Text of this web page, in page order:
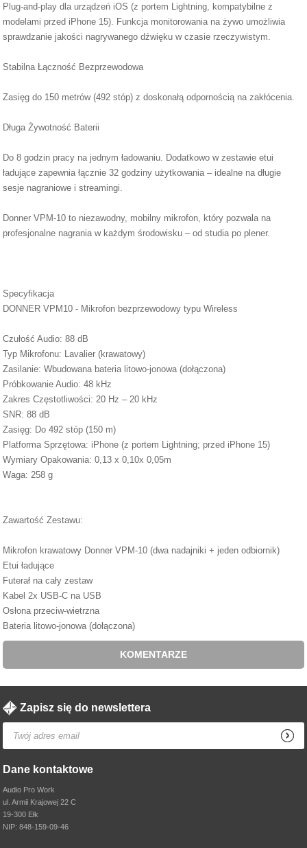
Plug-and-play dla urządzeń iOS (z portem Lightning, kompatybilne z
modelami przed iPhone 15). Funkcja monitorowania na żywo umożliwia
sprawdzanie jakości nagrywanego dźwięku w czasie rzeczywistym.
Stabilna Łączność Bezprzewodowa
Zasięg do 150 metrów (492 stóp) z doskonałą odpornością na zakłócenia.
Długa Żywotność Baterii
Do 8 godzin pracy na jednym ładowaniu. Dodatkowo w zestawie etui
ładujące zapewnia łącznie 32 godziny użytkowania – idealne na długie
sesje nagraniowe i streamingi.
Donner VPM-10 to niezawodny, mobilny mikrofon, który pozwala na
profesjonalne nagrania w każdym środowisku – od studia po plener.
Specyfikacja
DONNER VPM10 - Mikrofon bezprzewodowy typu Wireless
Czułość Audio: 88 dB
Typ Mikrofonu: Lavalier (krawatowy)
Zasilanie: Wbudowana bateria litowo-jonowa (dołączona)
Próbkowanie Audio: 48 kHz
Zakres Częstotliwości: 20 Hz – 20 kHz
SNR: 88 dB
Zasięg: Do 492 stóp (150 m)
Platforma Sprzętowa: iPhone (z portem Lightning; przed iPhone 15)
Wymiary Opakowania: 0,13 x 0,10x 0,05m
Waga: 258 g
Zawartość Zestawu:
Mikrofon krawatowy Donner VPM-10 (dwa nadajniki + jeden odbiornik)
Etui ładujące
Futerał na cały zestaw
Kabel 2x USB-C na USB
Osłona przeciw-wietrzna
Bateria litowo-jonowa (dołączona)
KOMENTARZE
Zapisz się do newslettera
Dane kontaktowe
Audio Pro Work
ul. Armii Krajowej 22 C
19-300 Ełk
NIP: 848-159-09-46